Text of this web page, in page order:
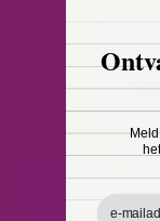
Email